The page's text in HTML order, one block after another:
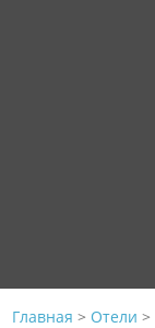
Главная > Отели >